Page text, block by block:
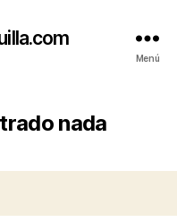
Menú
nada